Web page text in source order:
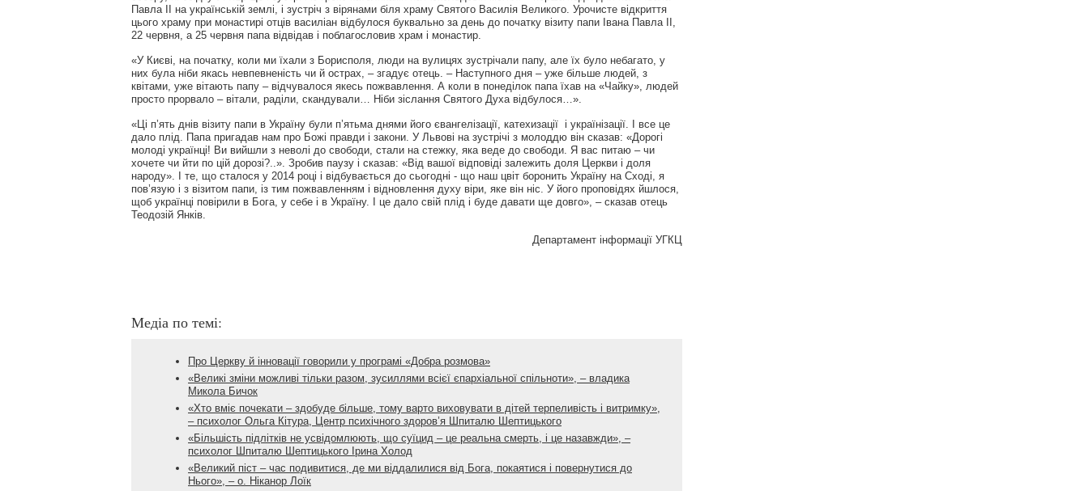
Павла ІІ на українській землі, і зустріч з вірянами біля храму Святого Василія Великого. Урочисте відкриття
цього храму при монастирі отців василіан відбулося буквально за день до початку візиту папи Івана Павла ІІ,
22 червня, а 25 червня папа відвідав і поблагословив храм і монастир.
«У Києві, на початку, коли ми їхали з Борисполя, люди на вулицях зустрічали папу, але їх було небагато, у
них була ніби якась невпевненість чи й острах, – згадує отець. – Наступного дня – уже більше людей, з
квітами, уже вітають папу – відчувалося якесь пожвавлення. А коли в понеділок папа їхав на «Чайку», людей
просто прорвало – вітали, раділи, скандували… Ніби зіслання Святого Духа відбулося…».
«Ці п’ять днів візиту папи в Україну були п’ятьма днями його євангелізації, катехизації і українізації. І все це
дало плід. Папа пригадав нам про Божі правди і закони. У Львові на зустрічі з молоддю він сказав: «Дорогі
молоді українці! Ви вийшли з неволі до свободи, стали на стежку, яка веде до свободи. Я вас питаю – чи
хочете чи йти по цій дорозі?..». Зробив паузу і сказав: «Від вашої відповіді залежить доля Церкви і доля
народу». І те, що сталося у 2014 році і відбувається до сьогодні - що наш цвіт боронить Україну на Сході, я
пов’язую і з візитом папи, із тим пожвавленням і відновлення духу віри, яке він ніс. У його проповідях йшлося,
щоб українці повірили в Бога, у себе і в Україну. І це дало свій плід і буде давати ще довго», – сказав отець
Теодозій Янків.
Департамент інформації УГКЦ
Медіа по темі:
Про Церкву й інновації говорили у програмі «Добра розмова»
«Великі зміни можливі тільки разом, зусиллями всієї єпархіальної спільноти», – владика
Микола Бичок
«Хто вміє почекати – здобуде більше, тому варто виховувати в дітей терпеливість і витримку»,
– психолог Ольга Кітура, Центр психічного здоров’я Шпиталю Шептицького
«Більшість підлітків не усвідомлюють, що суїцид – це реальна смерть, і це назавжди», –
психолог Шпиталю Шептицького Ірина Холод
«Великий піст – час подивитися, де ми віддалилися від Бога, покаятися і повернутися до
Нього», – о. Ніканор Лоїк